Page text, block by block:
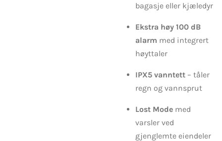
bagasje eller kjæledyr
Ekstra høy 100 dB
alarm med integrert
høyttaler
IPX5 vanntett – tåler
regn og vannsprut
Lost Mode med
varsler ved
gjenglemte eiendeler